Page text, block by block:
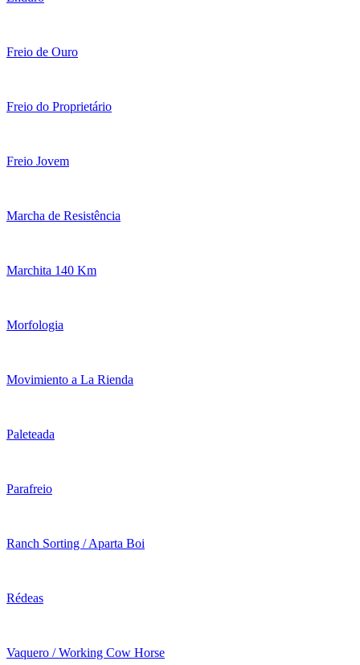
Freio de Ouro
Freio do Proprietário
Freio Jovem
Marcha de Resistência
Marchita 140 Km
Morfologia
Movimiento a La Rienda
Paleteada
Parafreio
Ranch Sorting / Aparta Boi
Rédeas
Vaquero / Working Cow Horse